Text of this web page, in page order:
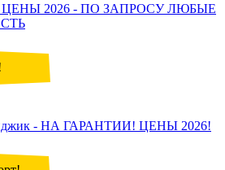
- ЦЕНЫ 2026 - ПО ЗАПРОСУ ЛЮБЫЕ
- НА ГАРАНТИИ! ЦЕНЫ 2026!